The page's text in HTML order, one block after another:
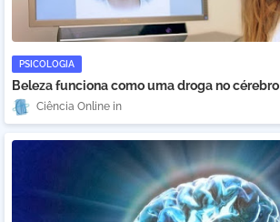
PSICOLOGIA
Beleza funciona como uma droga no cérebro
Ciência Online